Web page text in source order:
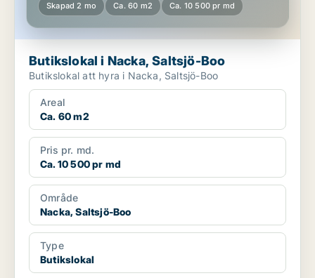
Skapad 2 mo Ca. 60 m2 Ca. 10 500 pr md
Butikslokal i Nacka, Saltsjö-Boo
Butikslokal att hyra i Nacka, Saltsjö-Boo
Areal
Ca. 60 m2
Pris pr. md.
Ca. 10 500 pr md
Område
Nacka, Saltsjö-Boo
Type
Butikslokal